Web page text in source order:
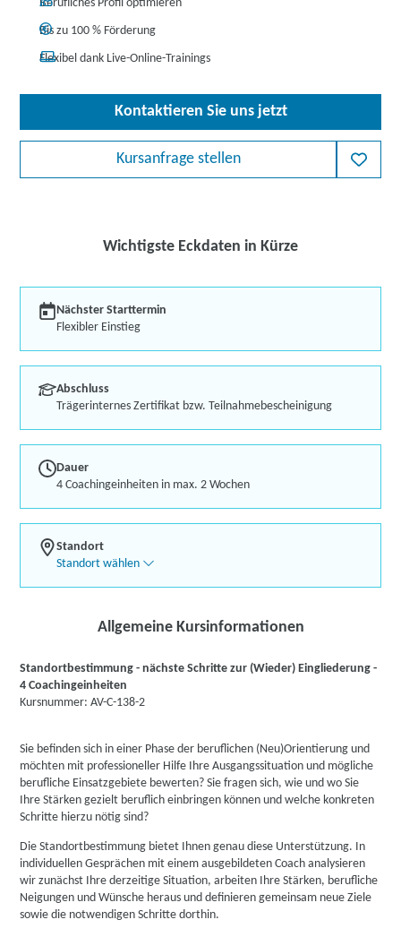
Berufliches Profil optimieren
Bis zu 100 % Förderung
Flexibel dank Live-Online-Trainings
Kontaktieren Sie uns jetzt
Kursanfrage stellen
Wichtigste Eckdaten in Kürze
Nächster Starttermin
Flexibler Einstieg
Abschluss
Trägerinternes Zertifikat bzw. Teilnahmebescheinigung
Dauer
4 Coachingeinheiten in max. 2 Wochen
Standort
Standort wählen
Allgemeine Kursinformationen
Standortbestimmung - nächste Schritte zur (Wieder) Eingliederung -
4 Coachingeinheiten
Kursnummer: AV-C-138-2
Sie befinden sich in einer Phase der beruflichen (Neu)Orientierung und
möchten mit professioneller Hilfe Ihre Ausgangssituation und mögliche
berufliche Einsatzgebiete bewerten? Sie fragen sich, wie und wo Sie
Ihre Stärken gezielt beruflich einbringen können und welche konkreten
Schritte hierzu nötig sind?
Die Standortbestimmung bietet Ihnen genau diese Unterstützung. In
individuellen Gesprächen mit einem ausgebildeten Coach analysieren
wir zunächst Ihre derzeitige Situation, arbeiten Ihre Stärken, berufliche
Neigungen und Wünsche heraus und definieren gemeinsam neue Ziele
sowie die notwendigen Schritte dorthin.